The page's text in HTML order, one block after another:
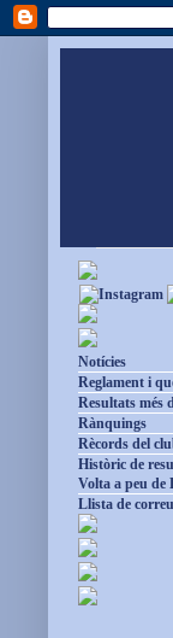
Notícies
Reglament i
Resultats més
Rànquings
Rècords del
Històric de
Volta a peu de
Llista de correu